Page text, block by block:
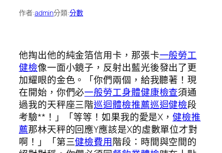
作者:admin分類:分數
他掏出他的純金箔信用卡，那張卡一般勞工
健檢像一面小鏡子，反射出藍光後發出了更
加耀眼的金色。「你們兩個，給我聽著！現
在開始，你們必一般勞工身體健康檢查須通
過我的天秤座三階巡迴體檢推薦巡迴健檢段
考驗**！」「等等！如果我的愛是X，健檢推
薦那林天秤的回應Y應該是X的虛數單位才對
啊！」「第三健檢費用階段：時間與空間的